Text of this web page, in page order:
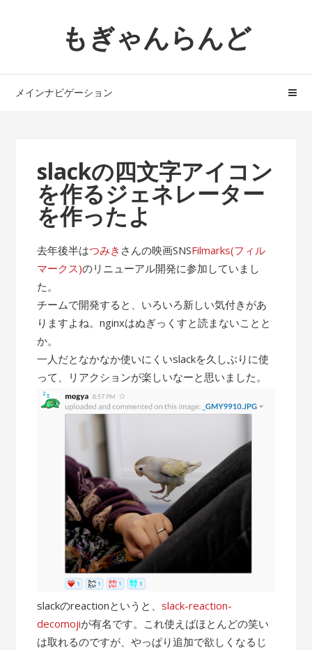
ョ
へ
もぎゃんらんど
メインナビゲーション
slackの四文字アイコン
を作るジェネレーター
を作ったよ
去年後半はつみき さんの映画SNSFilmarks(フィル
マークス)のリニューアル開発に参加していまし
た。
チームで開発すると、いろいろ新しい気付きがあ
りますよね。nginxはぬぎっくすと読まないことと
か。
一人だとなかなか使いにくいslackを久しぶりに使
って、リアクションが楽しいなーと思いました。
slackのreactionというと、slack-reaction-
decomojiが有名です。これ使えばほとんどの笑い
は取れるのですが、やっぱり追加で欲しくなるじ